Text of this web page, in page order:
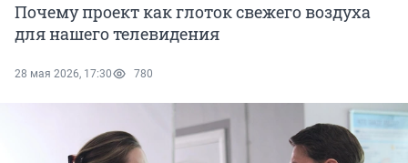
Почему проект как глоток свежего воздуха
для нашего телевидения
28 мая 2026, 17:30 780